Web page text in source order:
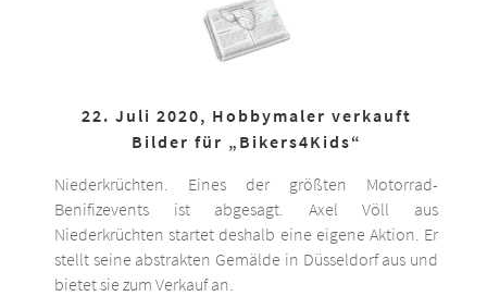
22. Juli 2020, Hobbymaler verkauft
Bilder für „Bikers4Kids“
Niederkrüchten. Eines der größten Motorrad-
Benifizevents ist abgesagt. Axel Völl aus
Niederkrüchten startet deshalb eine eigene Aktion. Er
stellt seine abstrakten Gemälde in Düsseldorf aus und
bietet sie zum Verkauf an.